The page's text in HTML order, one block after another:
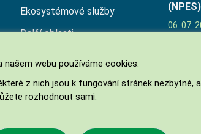
Ekosystémové služby
Další oblasti
(NPES)
06. 07.
našem webu používáme cookies.
z nich jsou k fungování stránek nezbytné,
rozhodnout sami.